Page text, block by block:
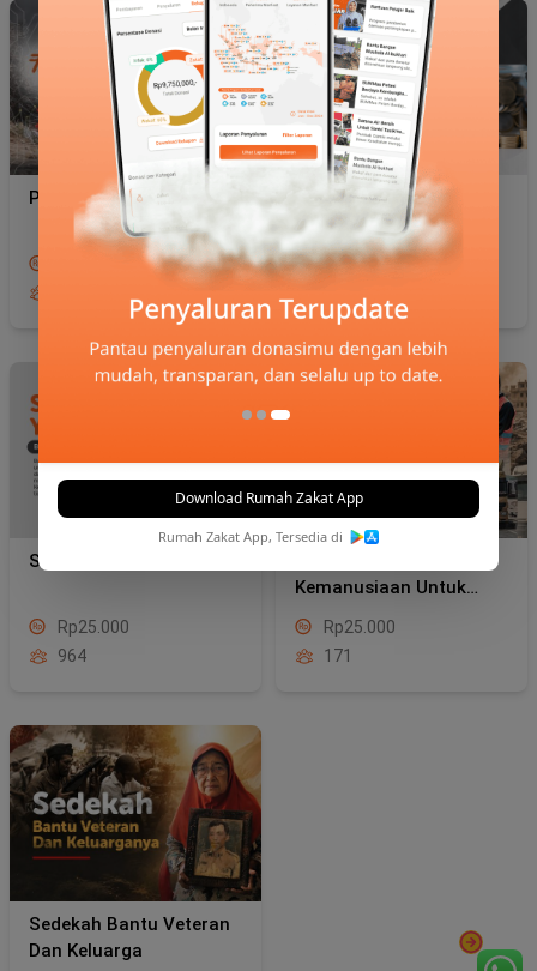
Download Rumah Zakat App
Rumah Zakat App, Tersedia di
Palestina Zakat Maal
Rp100.000
Sedekah Yatim
Rp25.000
964
Kemanusiaan Untuk
Gaza
Rp25.000
171
Sedekah Bantu Veteran
Dan Keluarga